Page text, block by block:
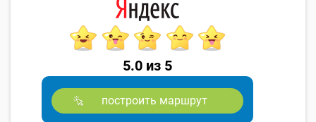
5.0 из 5
построить маршрут